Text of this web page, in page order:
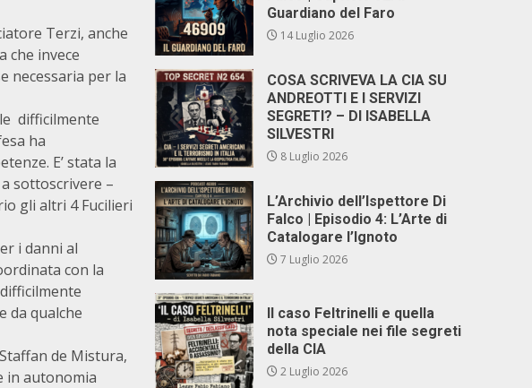
Terzi, anche
che invece
necessaria per la
difficilmente
ha
E’ stata la
sottoscrivere –
gli altri 4 Fucilieri
i danni al
con la
da qualche
de Mistura,
in autonomia
Guardiano del Faro
14 Luglio 2026
COSA SCRIVEVA LA CIA SU
ANDREOTTI E I SERVIZI
SEGRETI? – DI ISABELLA
SILVESTRI
8 Luglio 2026
L’Archivio dell’Ispettore Di
Falco | Episodio 4: L’Arte di
Catalogare l’Ignoto
7 Luglio 2026
Il caso Feltrinelli e quella
nota speciale nei file segreti
della CIA
2 Luglio 2026